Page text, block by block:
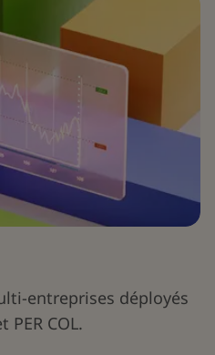
entreprises déployés
PER COL.